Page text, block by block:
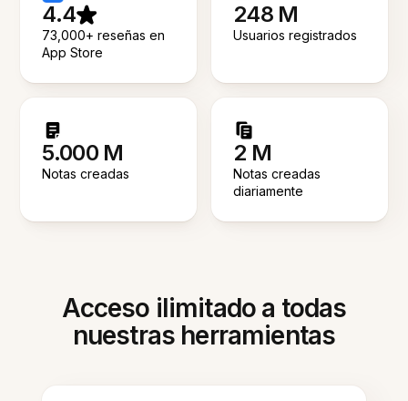
4.4
73,000+ reseñas en
App Store
248 M
Usuarios registrados
5.000 M
Notas creadas
2 M
Notas creadas
diariamente
Acceso ilimitado a todas
nuestras herramientas